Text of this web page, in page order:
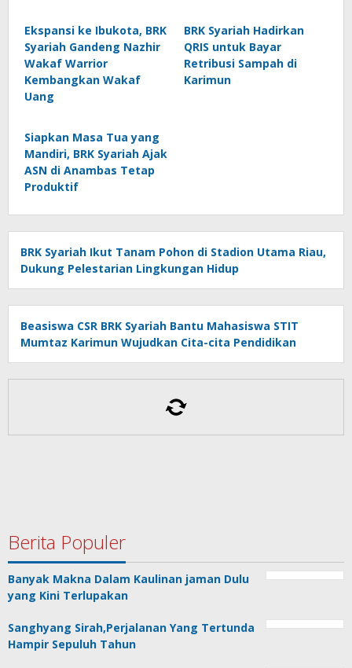
Ekspansi ke Ibukota, BRK
Syariah Gandeng Nazhir
Wakaf Warrior
Kembangkan Wakaf
Uang
BRK Syariah Hadirkan
QRIS untuk Bayar
Retribusi Sampah di
Karimun
Siapkan Masa Tua yang
Mandiri, BRK Syariah Ajak
ASN di Anambas Tetap
Produktif
BRK Syariah Ikut Tanam Pohon di Stadion Utama Riau,
Dukung Pelestarian Lingkungan Hidup
Beasiswa CSR BRK Syariah Bantu Mahasiswa STIT
Mumtaz Karimun Wujudkan Cita-cita Pendidikan
Berita Populer
Banyak Makna Dalam Kaulinan jaman Dulu
yang Kini Terlupakan
Sanghyang Sirah,Perjalanan Yang Tertunda
Hampir Sepuluh Tahun